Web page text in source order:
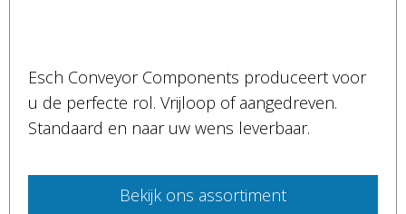
Esch Conveyor Components produceert voor
u de perfecte rol. Vrijloop of aangedreven.
Standaard en naar uw wens leverbaar.
Bekijk ons assortiment